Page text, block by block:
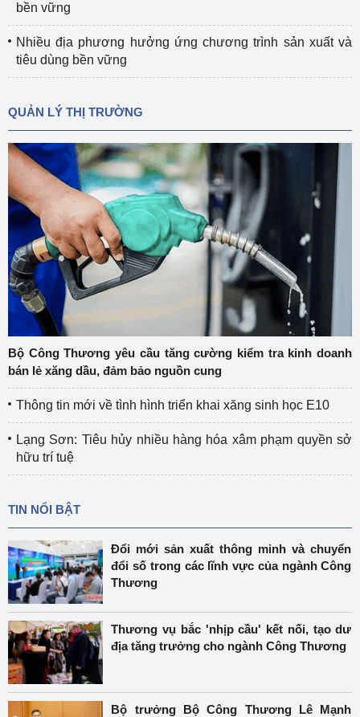
bền vững
Nhiều địa phương hưởng ứng chương trình sản xuất và
tiêu dùng bền vững
QUẢN LÝ THỊ TRƯỜNG
Bộ Công Thương yêu cầu tăng cường kiểm tra kinh doanh
bán lẻ xăng dầu, đảm bảo nguồn cung
Thông tin mới về tình hình triển khai xăng sinh học E10
Lạng Sơn: Tiêu hủy nhiều hàng hóa xâm phạm quyền sở
hữu trí tuệ
TIN NỔI BẬT
Đổi mới sản xuất thông minh và chuyển
đổi số trong các lĩnh vực của ngành Công
Thương
Thương vụ bắc 'nhịp cầu' kết nối, tạo dư
địa tăng trưởng cho ngành Công Thương
Bộ trưởng Bộ Công Thương Lê Mạnh